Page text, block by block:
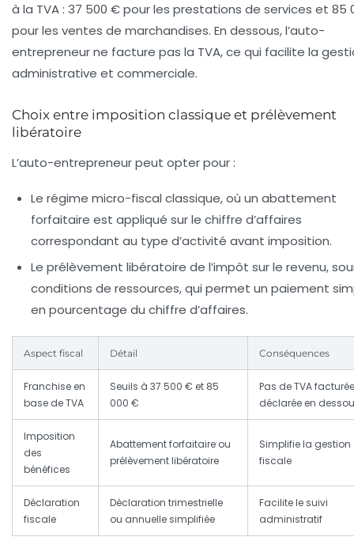
à la TVA : 37 500 € pour les prestations de services et 85
pour les ventes de marchandises. En dessous, l’auto-
entrepreneur ne facture pas la TVA, ce qui facilite la
administrative et commerciale.
Choix entre imposition classique et prélèvement
libératoire
L’auto-entrepreneur peut opter pour :
Le régime micro-fiscal classique, où un abattement
forfaitaire est appliqué sur le chiffre d’affaires
correspondant au type d’activité avant imposition.
Le prélèvement libératoire de l’impôt sur le revenu,
conditions de ressources, qui permet un paiement
en pourcentage du chiffre d’affaires.
Aspect fiscal Détail Conséquences
Franchise en
base de TVA
Seuils à 37 500 € et 85
000 €
Pas de TVA
déclarée en
Imposition
des
bénéfices
Abattement forfaitaire ou
prélèvement libératoire
Simplifie la gestion
fiscale
Déclaration
fiscale
Déclaration trimestrielle
ou annuelle simplifiée
Facilite le suivi
administratif